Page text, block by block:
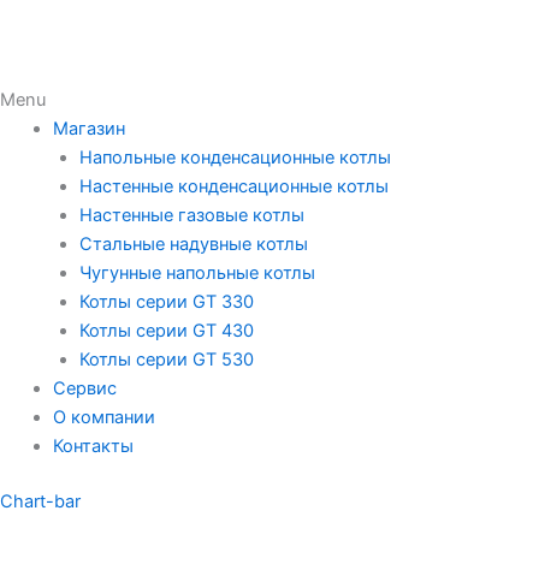
Menu
Магазин
Напольные конденсационные котлы
Настенные конденсационные котлы
Настенные газовые котлы
Стальные надувные котлы
Чугунные напольные котлы
Котлы серии GT 330
Котлы серии GT 430
Котлы серии GT 530
Сервис
О компании
Контакты
Chart-bar